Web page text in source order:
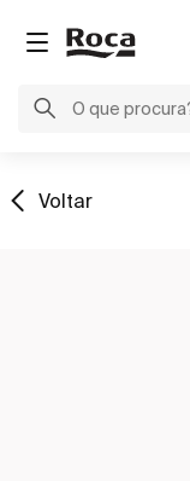
Voltar